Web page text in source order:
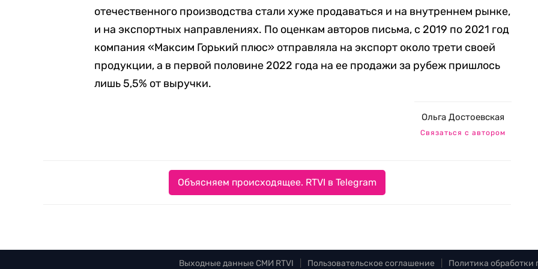
отечественного производства стали хуже продаваться и на внутреннем рынке,
и на экспортных направлениях. По оценкам авторов письма, с 2019 по 2021 год
компания «Максим Горький плюс» отправляла на экспорт около трети своей
продукции, а в первой половине 2022 года на ее продажи за рубеж пришлось
лишь 5,5% от выручки.
Ольга Достоевская
Связаться с автором
Объясняем происходящее. RTVI в Telegram
Выходные данные СМИ RTVI Пользовательское соглашение Политика